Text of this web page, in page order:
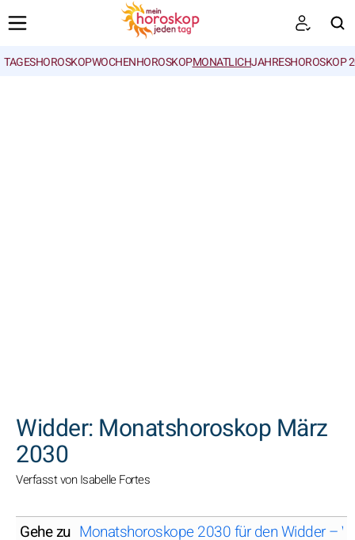
TAGESHOROSKOPWOCHENHOROSKOPMONATLICHJAHRESHOROSKOP
Widder: Monatshoroskop März
2030
Verfasst von Isabelle Fortes
Gehe zu Monatshoroskope 2030 für den Widder –